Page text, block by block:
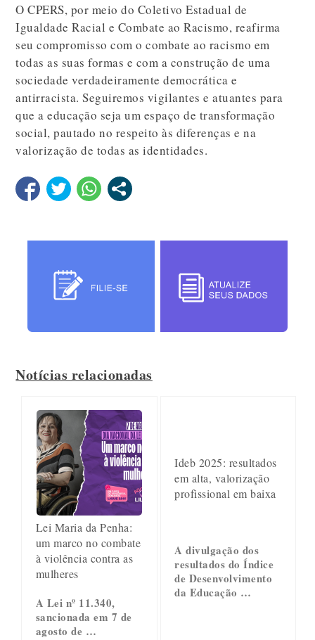
O CPERS, por meio do Coletivo Estadual de
Igualdade Racial e Combate ao Racismo, reafirma
seu compromisso com o combate ao racismo em
todas as suas formas e com a construção de uma
sociedade verdadeiramente democrática e
antirracista. Seguiremos vigilantes e atuantes para
que a educação seja um espaço de transformação
social, pautado no respeito às diferenças e na
valorização de todas as identidades.
Notícias relacionadas
Lei Maria da Penha:
um marco no combate
à violência contra as
mulheres
A Lei nº 11.340,
sancionada em 7 de
agosto de …
Ideb 2025: resultados
em alta, valorização
profissional em baixa
A divulgação dos
resultados do Índice
de Desenvolvimento
da Educação …